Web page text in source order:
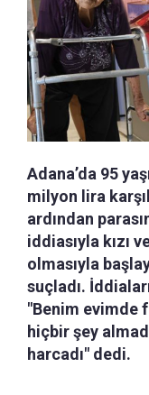
Adana’da 95
milyon lira
ardından
iddiasıyla kızı
olmasıyla
suçladı.
"Benim evimde
hiçbir şey
harcadı" dedi.